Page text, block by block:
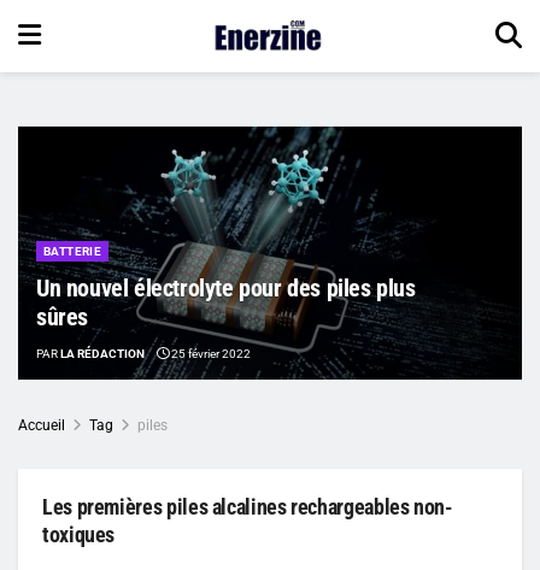
BATTERIE
Un nouvel électrolyte pour des piles plus
sûres
PARLA RÉDACTION 25 février 2022
Accueil Tag piles
Les premières piles alcalines rechargeables non-
toxiques